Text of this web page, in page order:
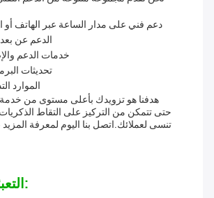
دعم فني على مدار الساعة عبر الهاتف أو
الدعم عن
خدمات الدعم
تحديثات
الموارد
هدفنا هو تزويدك بأعلى مستوى من خدمة
حتى تتمكن من التركيز على التقاط
تنسى لعملائك.اتصل بنا اليوم لمعرفة
التعبئة والشحن: